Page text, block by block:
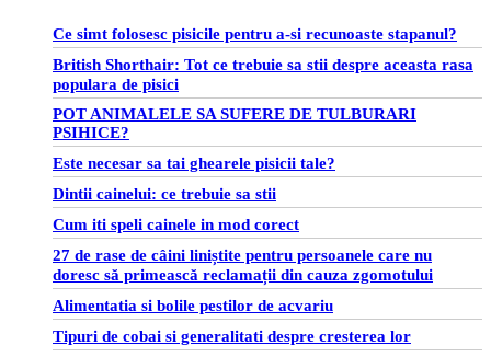
Ce simt folosesc pisicile pentru a-si recunoaste stapanul?
British Shorthair: Tot ce trebuie sa stii despre aceasta rasa
populara de pisici
POT ANIMALELE SA SUFERE DE TULBURARI
PSIHICE?
Este necesar sa tai ghearele pisicii tale?
Dintii cainelui: ce trebuie sa stii
Cum iti speli cainele in mod corect
27 de rase de câini liniștite pentru persoanele care nu
doresc să primească reclamații din cauza zgomotului
Alimentatia si bolile pestilor de acvariu
Tipuri de cobai si generalitati despre cresterea lor